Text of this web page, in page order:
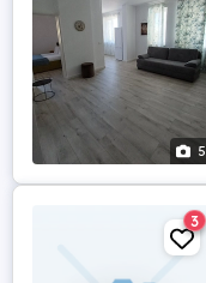
5
3